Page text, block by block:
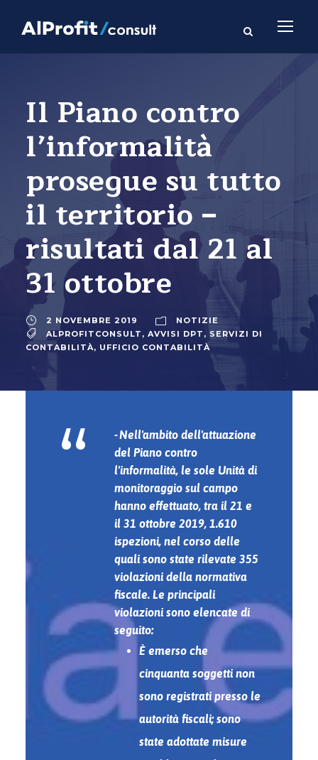
Il Piano contro
l’informalità
prosegue su tutto
il territorio –
risultati dal 21 al
31 ottobre
2 NOVEMBRE 2019
NOTIZIE
ALPROFITCONSULT , AVVISI DPT , SERVIZI DI
CONTABILITÀ, UFFICIO CONTABILITÀ
“
Nell'ambito dell'attuazione
del Piano contro
l'informalità, le sole Unità di
monitoraggio sul campo
hanno effettuato, tra il 21 e
il 31 ottobre 2019, 1.610
ispezioni, nel corso delle
quali sono state rilevate 355
violazioni della normativa
fiscale. Le principali
violazioni sono elencate di
seguito:
È emerso che
cinquanta soggetti non
sono registrati presso le
autorità fiscali; sono
state adottate misure